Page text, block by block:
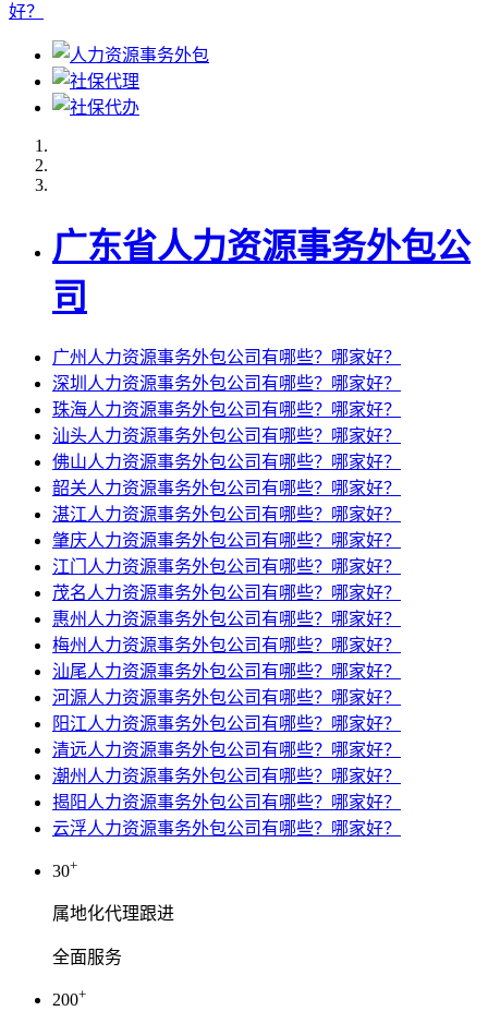
好？
广东省人力资源事务外包公
司
广州人力资源事务外包公司有哪些？哪家好？
深圳人力资源事务外包公司有哪些？哪家好？
珠海人力资源事务外包公司有哪些？哪家好？
汕头人力资源事务外包公司有哪些？哪家好？
佛山人力资源事务外包公司有哪些？哪家好？
韶关人力资源事务外包公司有哪些？哪家好？
湛江人力资源事务外包公司有哪些？哪家好？
肇庆人力资源事务外包公司有哪些？哪家好？
江门人力资源事务外包公司有哪些？哪家好？
茂名人力资源事务外包公司有哪些？哪家好？
惠州人力资源事务外包公司有哪些？哪家好？
梅州人力资源事务外包公司有哪些？哪家好？
汕尾人力资源事务外包公司有哪些？哪家好？
河源人力资源事务外包公司有哪些？哪家好？
阳江人力资源事务外包公司有哪些？哪家好？
清远人力资源事务外包公司有哪些？哪家好？
潮州人力资源事务外包公司有哪些？哪家好？
揭阳人力资源事务外包公司有哪些？哪家好？
云浮人力资源事务外包公司有哪些？哪家好？
30+
属地化代理跟进
全面服务
200+